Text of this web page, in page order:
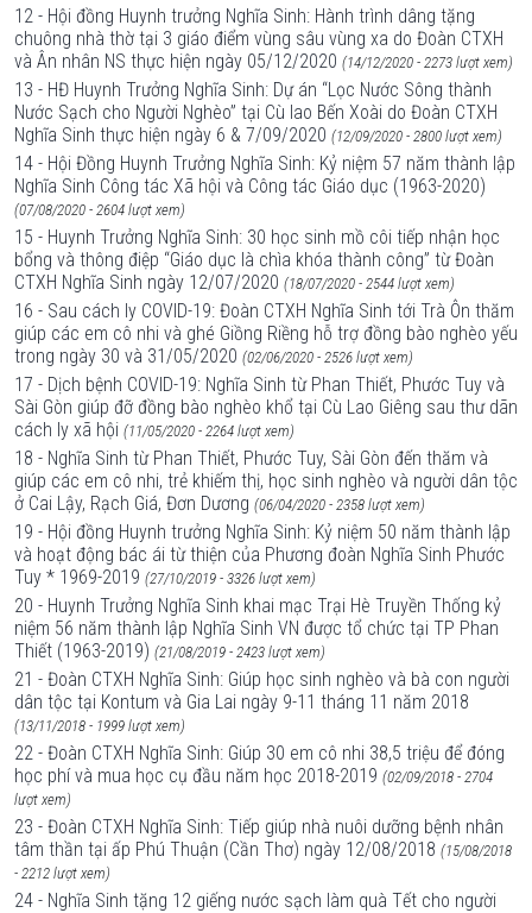
12 - Hội đồng Huynh trưởng Nghĩa Sinh: Hành trình dâng tặng
chuông nhà thờ tại 3 giáo điểm vùng sâu vùng xa do Đoàn CTXH
và Ân nhân NS thực hiện ngày 05/12/2020 (14/12/2020 - 2273 lượt xem)
13 - HĐ Huynh Trưởng Nghĩa Sinh: Dự án “Lọc Nước Sông thành
Nước Sạch cho Người Nghèo” tại Cù lao Bến Xoài do Đoàn CTXH
Nghĩa Sinh thực hiện ngày 6 & 7/09/2020 (12/09/2020 - 2800 lượt xem)
14 - Hội Đồng Huynh Trưởng Nghĩa Sinh: Kỷ niệm 57 năm thành lập
Nghĩa Sinh Công tác Xã hội và Công tác Giáo dục (1963-2020)
(07/08/2020 - 2604 lượt xem)
15 - Huynh Trưởng Nghĩa Sinh: 30 học sinh mồ côi tiếp nhận học
bổng và thông điệp “Giáo dục là chìa khóa thành công” từ Đoàn
CTXH Nghĩa Sinh ngày 12/07/2020 (18/07/2020 - 2544 lượt xem)
16 - Sau cách ly COVID-19: Đoàn CTXH Nghĩa Sinh tới Trà Ôn thăm
giúp các em cô nhi và ghé Giồng Riềng hỗ trợ đồng bào nghèo yếu
trong ngày 30 và 31/05/2020 (02/06/2020 - 2526 lượt xem)
17 - Dịch bệnh COVID-19: Nghĩa Sinh từ Phan Thiết, Phước Tuy và
Sài Gòn giúp đỡ đồng bào nghèo khổ tại Cù Lao Giêng sau thư dãn
cách ly xã hội (11/05/2020 - 2264 lượt xem)
18 - Nghĩa Sinh từ Phan Thiết, Phước Tuy, Sài Gòn đến thăm và
giúp các em cô nhi, trẻ khiếm thị, học sinh nghèo và người dân tộc
ở Cai Lậy, Rạch Giá, Đơn Dương (06/04/2020 - 2358 lượt xem)
19 - Hội đồng Huynh trưởng Nghĩa Sinh: Kỷ niệm 50 năm thành lập
và hoạt động bác ái từ thiện của Phương đoàn Nghĩa Sinh Phước
Tuy * 1969-2019 (27/10/2019 - 3326 lượt xem)
20 - Huynh Trưởng Nghĩa Sinh khai mạc Trại Hè Truyền Thống kỷ
niệm 56 năm thành lập Nghĩa Sinh VN được tổ chức tại TP Phan
Thiết (1963-2019) (21/08/2019 - 2423 lượt xem)
21 - Đoàn CTXH Nghĩa Sinh: Giúp học sinh nghèo và bà con người
dân tộc tại Kontum và Gia Lai ngày 9-11 tháng 11 năm 2018
(13/11/2018 - 1999 lượt xem)
22 - Đoàn CTXH Nghĩa Sinh: Giúp 30 em cô nhi 38,5 triệu để đóng
học phí và mua học cụ đầu năm học 2018-2019 (02/09/2018 - 2704
lượt xem)
23 - Đoàn CTXH Nghĩa Sinh: Tiếp giúp nhà nuôi dưỡng bệnh nhân
tâm thần tại ấp Phú Thuận (Cần Thơ) ngày 12/08/2018 (15/08/2018
- 2212 lượt xem)
24 - Nghĩa Sinh tặng 12 giếng nước sạch làm quà Tết cho người